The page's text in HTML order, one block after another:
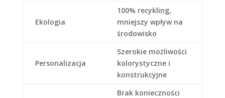
Ekologia
100% recykling,
mniejszy wpływ na
środowisko
Personalizacja
Szerokie możliwości
kolorystyczne i
konstrukcyjne
Brak konieczności